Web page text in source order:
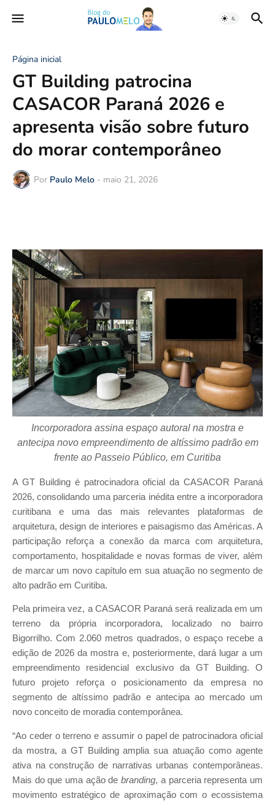
Página inicial
GT Building patrocina
CASACOR Paraná 2026 e
apresenta visão sobre futuro
do morar contemporâneo
Por Paulo Melo - maio 21, 2026
Incorporadora assina espaço autoral na mostra e
antecipa novo empreendimento de altíssimo padrão em
frente ao Passeio Público, em Curitiba
A GT Building é patrocinadora oficial da CASACOR Paraná
2026, consolidando uma parceria inédita entre a incorporadora
curitibana e uma das mais relevantes plataformas de
arquitetura, design de interiores e paisagismo das Américas. A
participação reforça a conexão da marca com arquitetura,
comportamento, hospitalidade e novas formas de viver, além
de marcar um novo capítulo em sua atuação no segmento de
alto padrão em Curitiba.
Pela primeira vez, a CASACOR Paraná será realizada em um
terreno da própria incorporadora, localizado no bairro
Bigorrilho. Com 2.060 metros quadrados, o espaço recebe a
edição de 2026 da mostra e, posteriormente, dará lugar a um
empreendimento residencial exclusivo da GT Building. O
futuro projeto reforça o posicionamento da empresa no
segmento de altíssimo padrão e antecipa ao mercado um
novo conceito de moradia contemporânea.
“Ao ceder o terreno e assumir o papel de patrocinadora oficial
da mostra, a GT Building amplia sua atuação como agente
ativa na construção de narrativas urbanas contemporâneas.
Mais do que uma ação debranding, a parceria representa um
movimento estratégico de aproximação com o ecossistema